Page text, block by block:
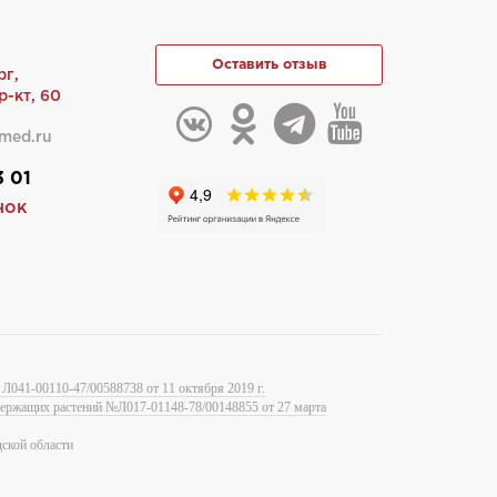
кт, 60
01
Оставить отзыв
00110-47/00588738 от 11 октября 2019 г.
растений №Л017-01148-78/00148855 от 27 марта
области